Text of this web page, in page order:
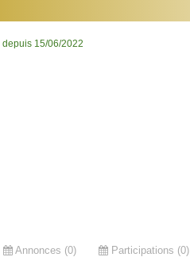
depuis 15/06/2022
Annonces (0) Participations (0)